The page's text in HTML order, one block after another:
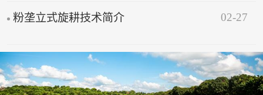
粉垄立式旋耕技术简介 02-27